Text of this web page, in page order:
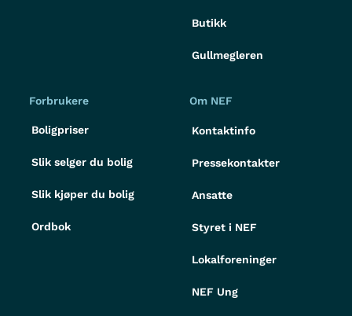
Butikk
Gullmegleren
Forbrukere
Boligpriser
Slik selger du bolig
Slik kjøper du bolig
Ordbok
Om NEF
Kontaktinfo
Pressekontakter
Ansatte
Styret i NEF
Lokalforeninger
NEF Ung